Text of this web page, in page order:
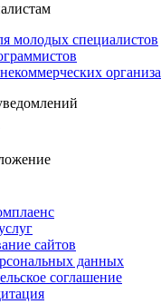
молодых специалистов
сайтов
данных
соглашение